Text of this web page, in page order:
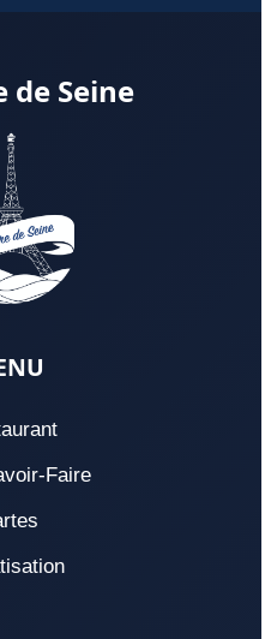
de Seine
Faire